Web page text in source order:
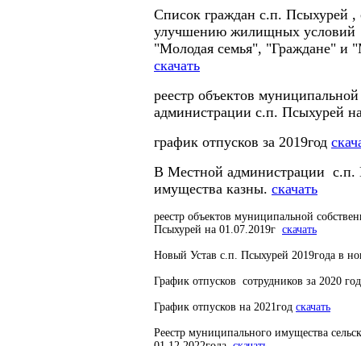
Список граждан с.п. Псыхурей ,
улучшению жилищных условий
"Молодая семья", "Граждане" и
скачать
реестр объектов
администрации с.п. Псыхурей
график отпусков за 2019год
В Местной администрации с.п.
имущества казны. скачать
реестр объектов муниципальной
Псыхурей на 01.07.2019г скачать
Новый Устав с.п. Псыхурей 2019года в
График отпусков сотрудников за 2020
График отпусков на 2021год скачать
Реестр муниципального имущества